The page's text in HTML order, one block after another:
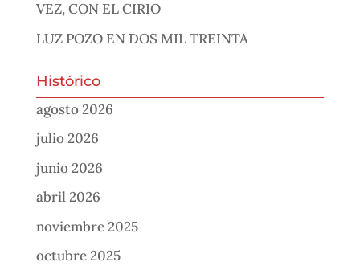
VEZ, CON EL CIRIO
LUZ POZO EN DOS MIL TREINTA
Histórico
agosto 2026
julio 2026
junio 2026
abril 2026
noviembre 2025
octubre 2025